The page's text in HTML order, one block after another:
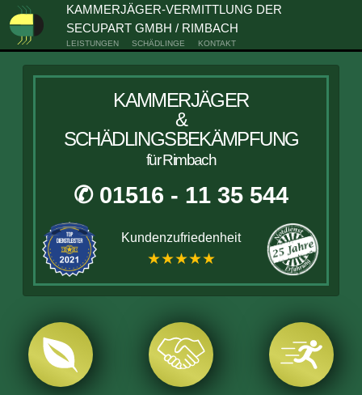
KAMMERJÄGER-VERMITTLUNG DER
SECUPART GMBH / RIMBACH
LEISTUNGEN SCHÄDLINGE KONTAKT
KAMMERJÄGER
&
SCHÄDLINGSBEKÄMPFUNG
für Rimbach
✆ 01516 - 11 35 544
Kundenzufriedenheit
★★★★★